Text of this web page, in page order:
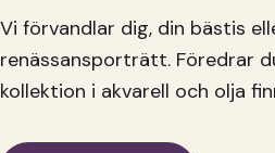
Vi förvandlar dig, din bästis
renässansporträtt. Föredrar
kollektion i akvarell och olja